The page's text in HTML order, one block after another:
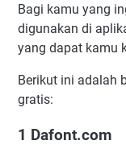
Bagi kamu yang
digunakan di
yang dapat kamu
Berikut ini adalah
gratis:
1 Dafont.com